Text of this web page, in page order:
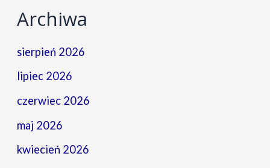
Archiwa
sierpień 2026
lipiec 2026
czerwiec 2026
maj 2026
kwiecień 2026